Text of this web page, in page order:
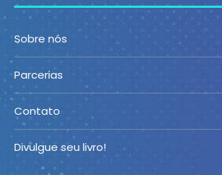
Sobre nós
Parcerias
Contato
Divulgue seu livro!